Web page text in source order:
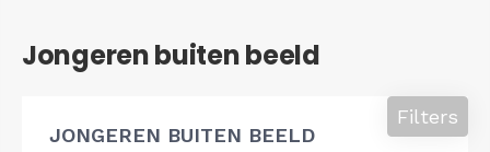
Jongeren buiten beeld
JONGEREN BUITEN BEELD
Filters